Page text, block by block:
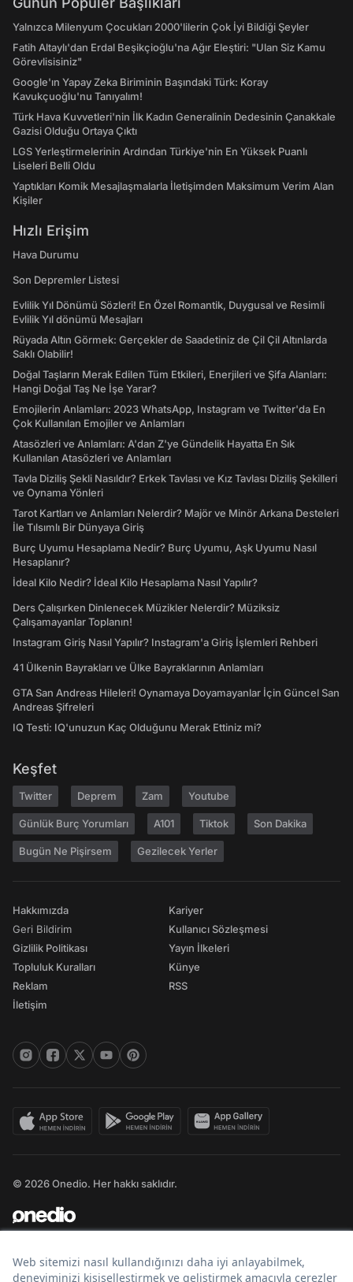
Yalnızca Milenyum Çocukları 2000'lilerin Çok İyi Bildiği Şeyler
Fatih Altaylı'dan Erdal Beşikçioğlu'na Ağır Eleştiri: "Ulan Siz Kamu
Görevlisisiniz"
Google'ın Yapay Zeka Biriminin Başındaki Türk: Koray
Kavukçuoğlu'nu Tanıyalım!
Türk Hava Kuvvetleri'nin İlk Kadın Generalinin Dedesinin Çanakkale
Gazisi Olduğu Ortaya Çıktı
LGS Yerleştirmelerinin Ardından Türkiye'nin En Yüksek Puanlı
Liseleri Belli Oldu
Yaptıkları Komik Mesajlaşmalarla İletişimden Maksimum Verim Alan
Kişiler
Hızlı Erişim
Hava Durumu
Son Depremler Listesi
Evlilik Yıl Dönümü Sözleri! En Özel Romantik, Duygusal ve Resimli
Evlilik Yıl dönümü Mesajları
Rüyada Altın Görmek: Gerçekler de Saadetiniz de Çil Çil Altınlarda
Saklı Olabilir!
Doğal Taşların Merak Edilen Tüm Etkileri, Enerjileri ve Şifa Alanları:
Hangi Doğal Taş Ne İşe Yarar?
Emojilerin Anlamları: 2023 WhatsApp, Instagram ve Twitter'da En
Çok Kullanılan Emojiler ve Anlamları
Atasözleri ve Anlamları: A'dan Z'ye Gündelik Hayatta En Sık
Kullanılan Atasözleri ve Anlamları
Tavla Diziliş Şekli Nasıldır? Erkek Tavlası ve Kız Tavlası Diziliş Şekilleri
ve Oynama Yönleri
Tarot Kartları ve Anlamları Nelerdir? Majör ve Minör Arkana Desteleri
İle Tılsımlı Bir Dünyaya Giriş
Burç Uyumu Hesaplama Nedir? Burç Uyumu, Aşk Uyumu Nasıl
Hesaplanır?
İdeal Kilo Nedir? İdeal Kilo Hesaplama Nasıl Yapılır?
Ders Çalışırken Dinlenecek Müzikler Nelerdir? Müziksiz
Çalışamayanlar Toplanın!
Instagram Giriş Nasıl Yapılır? Instagram'a Giriş İşlemleri Rehberi
41 Ülkenin Bayrakları ve Ülke Bayraklarının Anlamları
GTA San Andreas Hileleri! Oynamaya Doyamayanlar İçin Güncel San
Andreas Şifreleri
IQ Testi: IQ'unuzun Kaç Olduğunu Merak Ettiniz mi?
Keşfet
Twitter Deprem Zam Youtube
Günlük Burç Yorumları A101 Tiktok Son Dakika
Bugün Ne Pişirsem Gezilecek Yerler
Hakkımızda
Geri Bildirim
Gizlilik Politikası
Topluluk Kuralları
Reklam
İletişim
Kariyer
Kullanıcı Sözleşmesi
Yayın İlkeleri
Künye
RSS
© 2026 Onedio. Her hakkı saklıdır.
Bir markasıdır.